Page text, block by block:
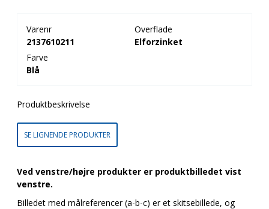
Varenr
2137610211
Overflade
Elforzinket
Farve
Blå
Produktbeskrivelse
SE LIGNENDE PRODUKTER
Ved venstre/højre produkter er produktbilledet vist
venstre.
Billedet med målreferencer (a-b-c) er et skitsebillede, og